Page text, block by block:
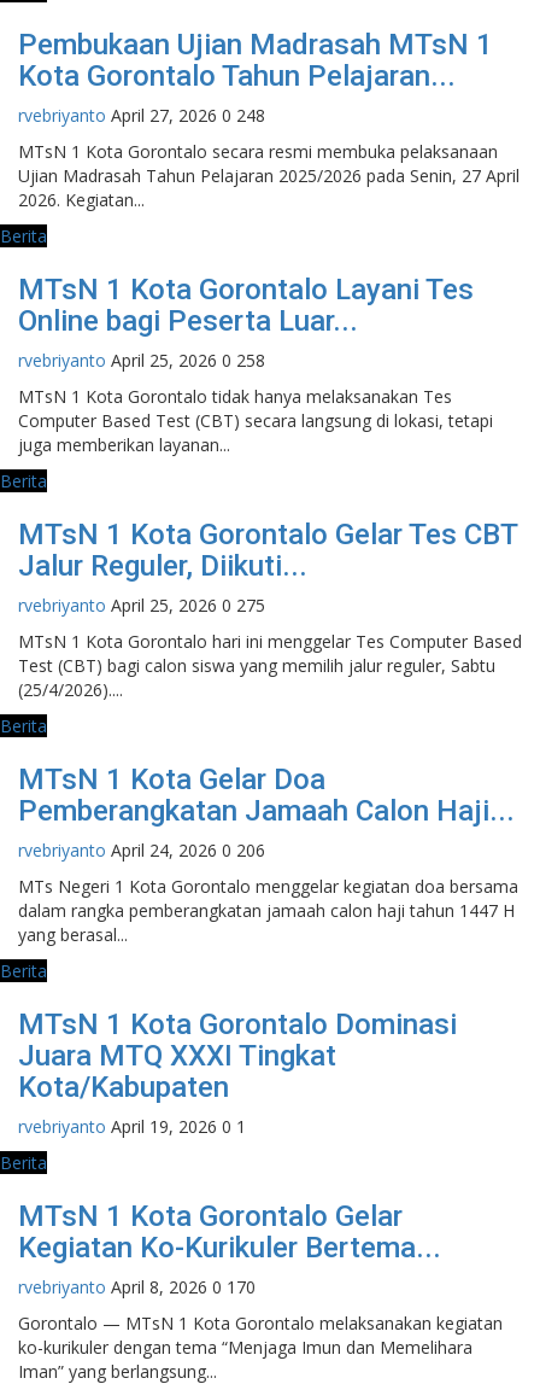
Pembukaan Ujian Madrasah MTsN 1
Kota Gorontalo Tahun Pelajaran...
rvebriyanto April 27, 2026 0 248
MTsN 1 Kota Gorontalo secara resmi membuka pelaksanaan
Ujian Madrasah Tahun Pelajaran 2025/2026 pada Senin, 27 April
2026. Kegiatan...
Berita
MTsN 1 Kota Gorontalo Layani Tes
Online bagi Peserta Luar...
rvebriyanto April 25, 2026 0 258
MTsN 1 Kota Gorontalo tidak hanya melaksanakan Tes
Computer Based Test (CBT) secara langsung di lokasi, tetapi
juga memberikan layanan...
Berita
MTsN 1 Kota Gorontalo Gelar Tes CBT
Jalur Reguler, Diikuti...
rvebriyanto April 25, 2026 0 275
MTsN 1 Kota Gorontalo hari ini menggelar Tes Computer Based
Test (CBT) bagi calon siswa yang memilih jalur reguler, Sabtu
(25/4/2026)....
Berita
MTsN 1 Kota Gelar Doa
Pemberangkatan Jamaah Calon Haji...
rvebriyanto April 24, 2026 0 206
MTs Negeri 1 Kota Gorontalo menggelar kegiatan doa bersama
dalam rangka pemberangkatan jamaah calon haji tahun 1447 H
yang berasal...
Berita
MTsN 1 Kota Gorontalo Dominasi
Juara MTQ XXXI Tingkat
Kota/Kabupaten
rvebriyanto April 19, 2026 0 1
Berita
MTsN 1 Kota Gorontalo Gelar
Kegiatan Ko-Kurikuler Bertema...
rvebriyanto April 8, 2026 0 170
Gorontalo — MTsN 1 Kota Gorontalo melaksanakan kegiatan
ko-kurikuler dengan tema “Menjaga Imun dan Memelihara
Iman” yang berlangsung...